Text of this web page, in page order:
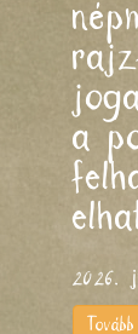
a
2026.
Tovább